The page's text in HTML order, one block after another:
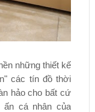
những thiết kế
các tín đồ thời
hảo cho bất cứ
ấn cá nhân của